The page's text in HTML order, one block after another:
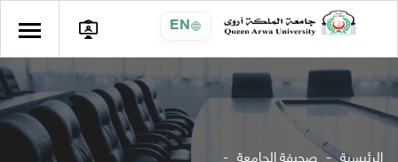
EN
الرئيسية صحيفة الجامعة